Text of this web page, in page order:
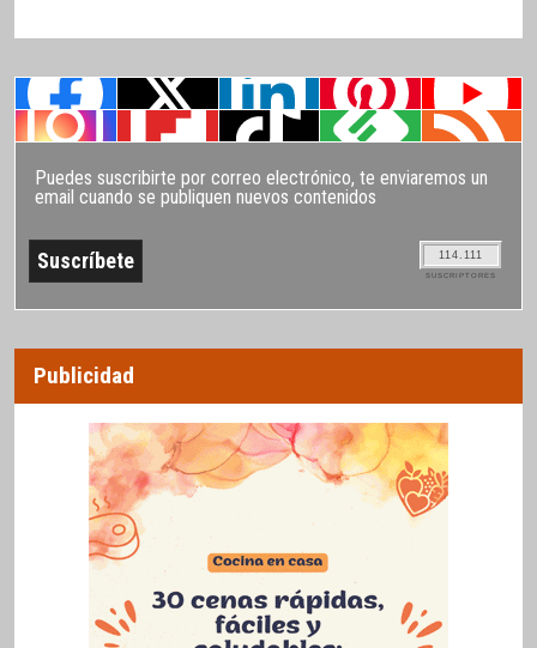
Puedes suscribirte por correo electrónico, te enviaremos un
email cuando se publiquen nuevos contenidos
114.111
SUSCRIPTORES
Publicidad